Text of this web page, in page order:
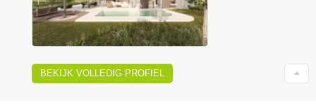
BEKIJK VOLLEDIG PROFIEL